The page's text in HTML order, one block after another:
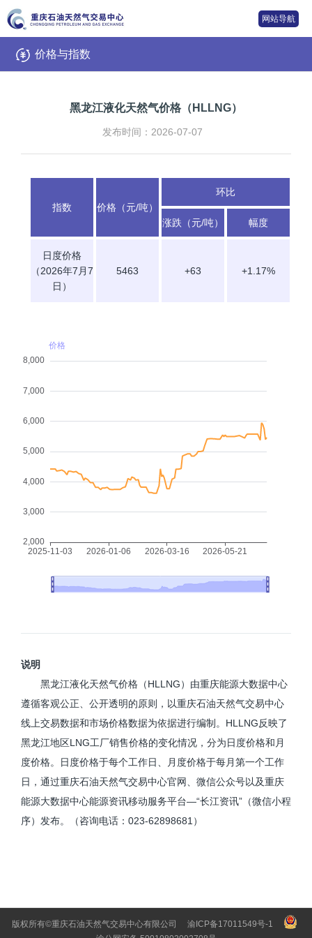
网站导航
价格与指数
黑龙江液化天然气价格（HLLNG）
发布时间：2026-07-07
指数 价格（元/吨）
环比
涨跌（元/吨） 幅度
日度价格
（2026年7月7
日）
5463 +63 +1.17%
说明
黑龙江液化天然气价格（HLLNG）由重庆能源大数据中心
遵循客观公正、公开透明的原则，以重庆石油天然气交易中心
线上交易数据和市场价格数据为依据进行编制。HLLNG反映了
黑龙江地区LNG工厂销售价格的变化情况，分为日度价格和月
度价格。日度价格于每个工作日、月度价格于每月第一个工作
日，通过重庆石油天然气交易中心官网、微信公众号以及重庆
能源大数据中心能源资讯移动服务平台—“长江资讯”（微信小程
序）发布。（咨询电话：023-62898681）
版权所有©重庆石油天然气交易中心有限公司
渝ICP备17011549号-1